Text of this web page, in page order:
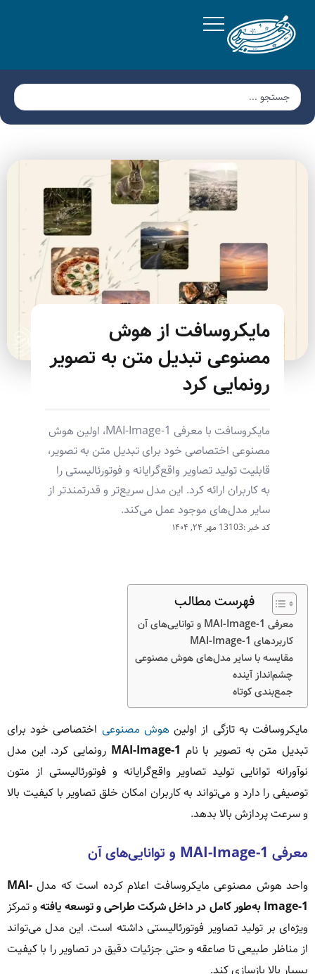
مایکروسافت از هوش
مصنوعی تبدیل متن به تصویر
رونمایی کرد
مایکروسافت با معرفی MAI-Image-1، اولین هوش
مصنوعی اختصاصی خود برای تبدیل متن به تصویر،
قابلیت تولید تصاویر واقع‌گرایانه و فوتورئالیستی را
به کاربران ارائه کرد. این مدل سریع‌تر و قدرتمندتر از
سایر مدل‌های موجود عمل می‌کند.
کد خبر :13103 مهر ۲۴, ۱۴۰۴
فهرست مطالب
معرفی MAI-Image-1 و توانایی‌های آن
کاربردهای MAI-Image-1
مقایسه با سایر مدل‌های هوش مصنوعی
چشم‌انداز آینده
جمع‌بندی کوتاه
مایکروسافت به تازگی از اولینهوش مصنوعی اختصاصی خود برای
تبدیل متن به تصویر با نام MAI-Image-1 رونمایی کرد. این مدل
نوآورانه توانایی تولید تصاویر واقع‌گرایانه و فوتورئالیستی از متون
توصیفی را دارد و می‌تواند به کاربران امکان خلق تصاویر با کیفیت بالا
و سرعت پردازش بالا بدهد.
معرفی MAI-Image-1 و توانایی‌های آن
واحد هوش مصنوعی مایکروسافت اعلام کرده است که مدل MAI-
Image-1 به‌طور کامل در داخل شرکت طراحی و توسعه یافته
و تمرکز
ویژه‌ای بر تولید تصاویر فوتورئالیستی داشته است. این مدل می‌تواند
از مناظر طبیعی تا صاعقه و حتی جزئیات دقیق در تصاویر را با کیفیت
بسیار بالا بازسازی کند.